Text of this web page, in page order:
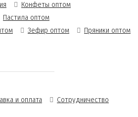
Конфеты оптом
Пастила оптом
Зефир оптом Пряники оптом
и оплата
Сотрудничество